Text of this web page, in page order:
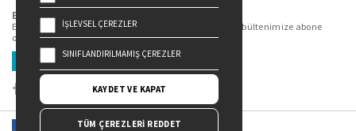
Bizi Takip Edin...
En güncel kitap ve etkinliklerden haberdar olmak için bültenimize abone
olun.
Üye Ol
İŞLEVSEL ÇEREZLER
SINIFLANDIRILMAMIŞ ÇEREZLER
KAYDET VE KAPAT
TÜM ÇEREZLERİ REDDET